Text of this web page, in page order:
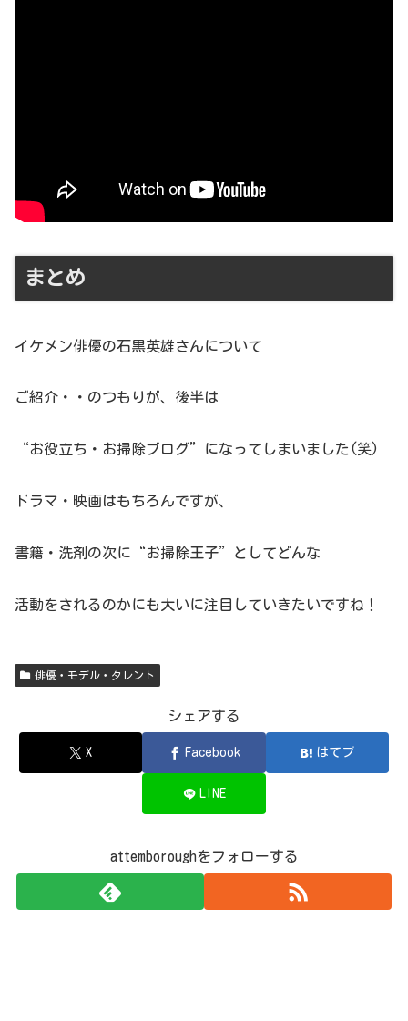
まとめ
イケメン俳優の石黒英雄さんについて
ご紹介・・のつもりが、後半は
“お役立ち・お掃除ブログ”になってしまいました(笑)
ドラマ・映画はもちろんですが、
書籍・洗剤の次に“お掃除王子”としてどんな
活動をされるのかにも大いに注目していきたいですね！
俳優・モデル・タレント
シェアする
X Facebook はてブ
LINE
attemboroughをフォローする